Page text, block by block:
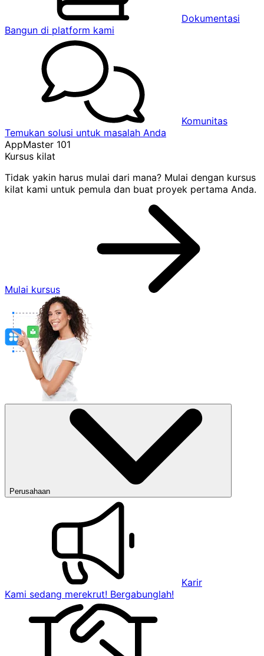
Dokumentasi
Bangun di platform kami
Komunitas
Temukan solusi untuk masalah Anda
AppMaster 101
Kursus kilat
Tidak yakin harus mulai dari mana? Mulai dengan kursus
kilat kami untuk pemula dan buat proyek pertama Anda.
Mulai kursus
Perusahaan
Karir
Kami sedang merekrut! Bergabunglah!